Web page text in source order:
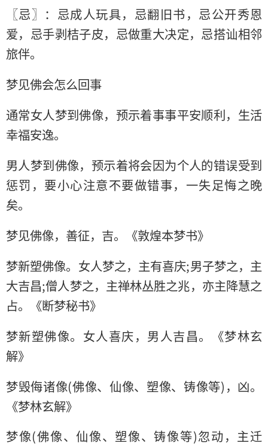
〖忌〗：忌成人玩具，忌翻旧书，忌公开秀恩
爱，忌手剥桔子皮，忌做重大决定，忌搭讪相邻
旅伴。
梦见佛会怎么回事
通常女人梦到佛像，预示着事事平安顺利，生活
幸福安逸。
男人梦到佛像，预示着将会因为个人的错误受到
惩罚，要小心注意不要做错事，一失足悔之晚
矣。
梦见佛像，善征，吉。《敦煌本梦书》
梦新塑佛像。女人梦之，主有喜庆;男子梦之，主
大吉昌;僧人梦之，主禅林丛胜之兆，亦主降慧之
占。《断梦秘书》
梦新塑佛像。女人喜庆，男人吉昌。《梦林玄
解》
梦毁侮诸像(佛像、仙像、塑像、铸像等)，凶。
《梦林玄解》
梦像(佛像、仙像、塑像、铸像等)忽动，主迁